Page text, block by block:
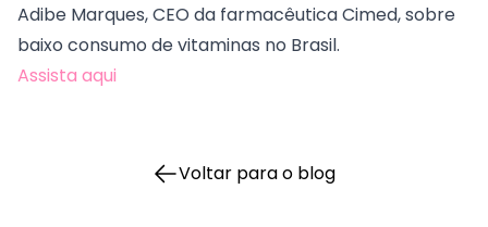
Adibe Marques, CEO da farmacêutica Cimed, sobre
baixo consumo de vitaminas no Brasil.
Assista aqui
Voltar para o blog